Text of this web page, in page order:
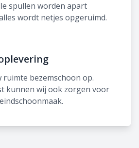
spullen worden apart
wordt netjes opgeruimd.
ruimte bezemschoon op.
kunnen wij ook zorgen voor